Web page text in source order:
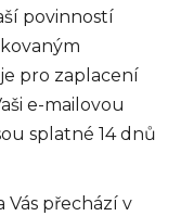
povinností
pro zaplacení
e-mailovou
splatné 14 dnů
Vás přechází v